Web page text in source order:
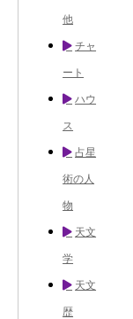
他
チャ
ート
ハウ
ス
占星
術の人
物
天文
学
天文
歴